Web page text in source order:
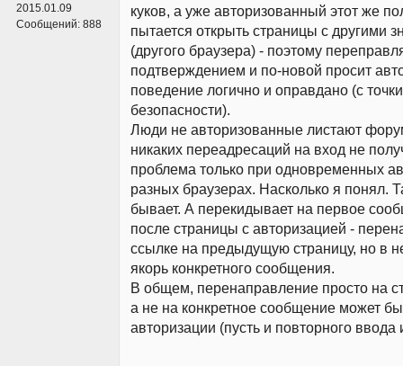
2015.01.09
Сообщений: 888
куков, а уже авторизованный этот же
пытается открыть страницы с другими
(другого браузера) - поэтому
подтверждением и по-новой просит
поведение логично и оправдано (с
безопасности).
Люди не авторизованные листают
никаких переадресаций на вход не
проблема только при одновременных
разных браузерах. Насколько я понял.
бывает. А перекидывает на первое
после страницы с авторизацией -
ссылке на предыдущую страницу, но в
якорь конкретного сообщения.
В общем, перенаправление просто на
а не на конкретное сообщение может
авторизации (пусть и повторного